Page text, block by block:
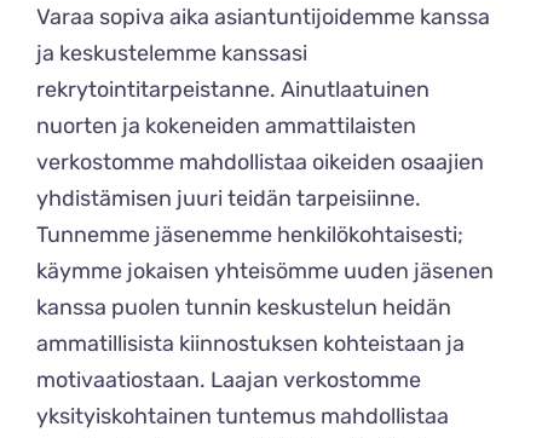
Varaa sopiva aika asiantuntijoidemme kanssa
ja keskustelemme kanssasi
rekrytointitarpeistanne. Ainutlaatuinen
nuorten ja kokeneiden ammattilaisten
verkostomme mahdollistaa oikeiden osaajien
yhdistämisen juuri teidän tarpeisiinne.
Tunnemme jäsenemme henkilökohtaisesti;
käymme jokaisen yhteisömme uuden jäsenen
kanssa puolen tunnin keskustelun heidän
ammatillisista kiinnostuksen kohteistaan ja
motivaatiostaan. Laajan verkostomme
yksityiskohtainen tuntemus mahdollistaa